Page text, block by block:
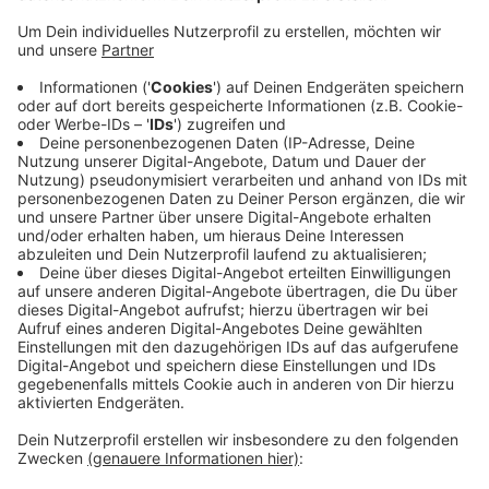
„Respekt – kein Platz für Rassismus“. Ein Schild mit
dieser Aufschrift ist jetzt direkt neben dem
Haupteingang an der Glasfassade des Kreishauses in
Siegen zu sehen. Der Kreistag hatte im Dezember fast
einstimmig beschlossen, die „Respekt! Initiative“ der
IG-Metall „aktiv zu unterstützen“. Es ist das 100.
„Respekt!“-Schild in Siegen-Wittgenstein - deshalb
war Irene Schulz aus dem IG-Metall-Bundesvorstand
nach Siegen gekommen. Die IG Metall positioniert sich
mir ihrer Kampagne gegen Spaltung und Ausgrenzung
und setzt stattdessen auf Respekt und Solidarität.
Anzeige